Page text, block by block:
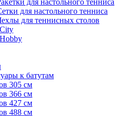
для настольного тенниса
для настольного тенниса
для теннисных столов
к батутам
305 см
366 см
427 см
488 см